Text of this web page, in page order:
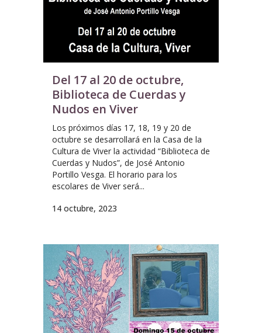
Del 17 al 20 de octubre,
Biblioteca de Cuerdas y
Nudos en Viver
Los próximos días 17, 18, 19 y 20 de
octubre se desarrollará en la Casa de la
Cultura de Viver la actividad “Biblioteca de
Cuerdas y Nudos”, de José Antonio
Portillo Vesga. El horario para los
escolares de Viver será...
14 octubre, 2023